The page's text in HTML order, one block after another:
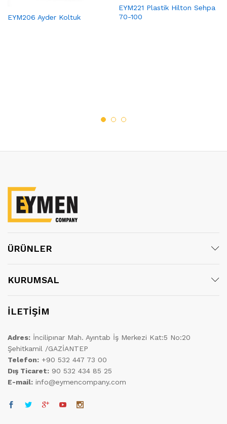
EYM206 Ayder Koltuk
EYM221 Plastik Hilton Sehpa
70-100
ÜRÜNLER
KURUMSAL
İLETİŞİM
Adres: İncilipınar Mah. Ayıntab İş Merkezi Kat:5 No:20
Şehitkamil /GAZİANTEP
Telefon: +90 532 447 73 00
Dış Ticaret: 90 532 434 85 25
E-mail: info@eymencompany.com